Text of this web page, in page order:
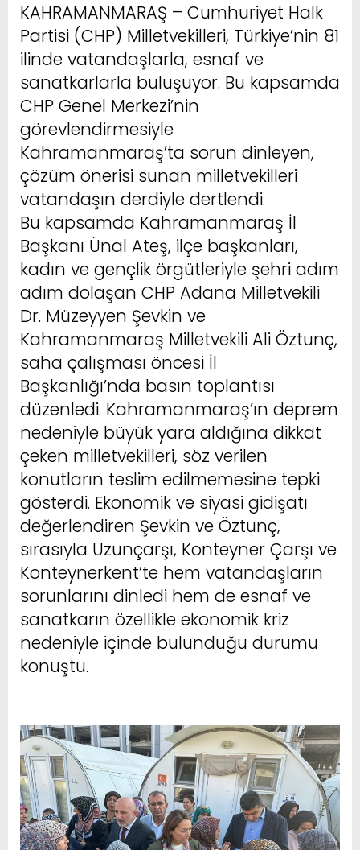
KAHRAMANMARAŞ – Cumhuriyet Halk
Partisi (CHP) Milletvekilleri, Türkiye’nin 81
ilinde vatandaşlarla, esnaf ve
sanatkarlarla buluşuyor. Bu kapsamda
CHP Genel Merkezi’nin
görevlendirmesiyle
Kahramanmaraş’ta sorun dinleyen,
çözüm önerisi sunan milletvekilleri
vatandaşın derdiyle dertlendi.
Bu kapsamda Kahramanmaraş İl
Başkanı Ünal Ateş, ilçe başkanları,
kadın ve gençlik örgütleriyle şehri adım
adım dolaşan CHP Adana Milletvekili
Dr. Müzeyyen Şevkin ve
Kahramanmaraş Milletvekili Ali Öztunç,
saha çalışması öncesi İl
Başkanlığı’nda basın toplantısı
düzenledi. Kahramanmaraş’ın deprem
nedeniyle büyük yara aldığına dikkat
çeken milletvekilleri, söz verilen
konutların teslim edilmemesine tepki
gösterdi. Ekonomik ve siyasi gidişatı
değerlendiren Şevkin ve Öztunç,
sırasıyla Uzunçarşı, Konteyner Çarşı ve
Konteynerkent’te hem vatandaşların
sorunlarını dinledi hem de esnaf ve
sanatkarın özellikle ekonomik kriz
nedeniyle içinde bulunduğu durumu
konuştu.